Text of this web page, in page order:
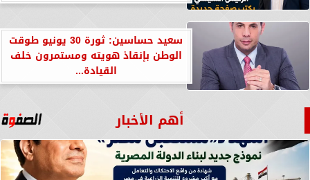
سعيد حساسين: ثورة 30 يونيو طوقت
الوطن بإنقاذ هويته ومستمرون خلف
القيادة...
أهم الأخبار